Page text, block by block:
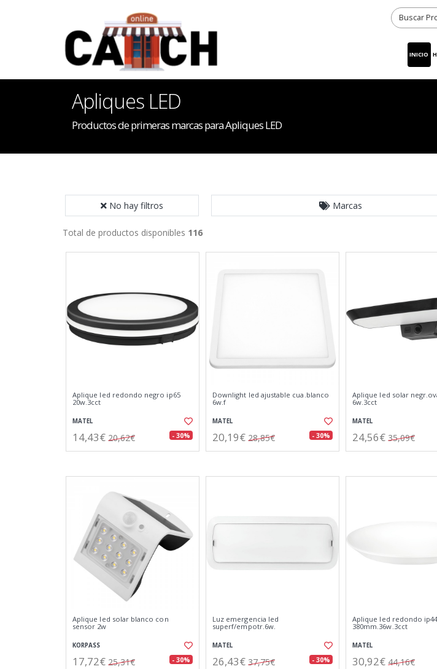
INICIO
Apliques LED
Productos de primeras marcas para Apliques LED
No hay filtros Marcas
Total de productos disponibles 116
Aplique led redondo negro ip65
20w.3cct
MATEL
14,43€ 20,62€ - 30%
Downlight led ajustable cua.blanco
6w.f
MATEL
20,19€ 28,85€ - 30%
Aplique led solar
6w.3cct
MATEL
24,56€ 35,09€
Aplique led solar blanco con
sensor 2w
KORPASS
17,72€ 25,31€ - 30%
Luz emergencia led
superf/empotr.6w.
MATEL
26,43€ 37,75€ - 30%
Aplique led redondo
380mm.36w.3cct
MATEL
30,92€ 44,16€